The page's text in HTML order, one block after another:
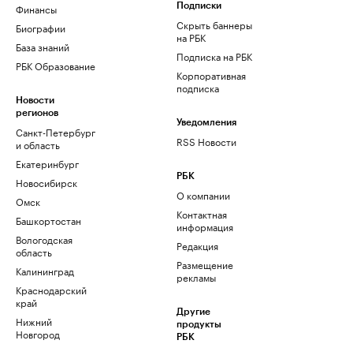
Финансы
Биографии
База знаний
РБК Образование
Новости
регионов
Санкт-Петербург
и область
Екатеринбург
Новосибирск
Омск
Башкортостан
Вологодская
область
Калининград
Краснодарский
край
Нижний
Новгород
Подписки
Скрыть баннеры
на РБК
Подписка на РБК
Корпоративная
подписка
Уведомления
RSS Новости
РБК
О компании
Контактная
информация
Редакция
Размещение
рекламы
Другие
продукты
РБК